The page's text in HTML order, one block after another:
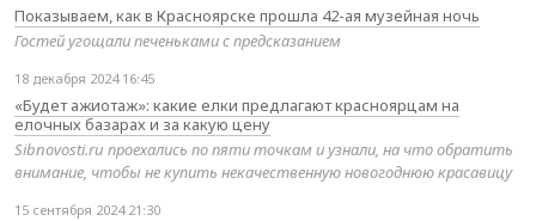
Показываем, как в Красноярске прошла 42-ая музейная ночь
Гостей угощали печеньками с предсказанием
18 декабря 2024 16:45
«Будет ажиотаж»: какие елки предлагают красноярцам на
елочных базарах и за какую цену
Sibnovosti.ru проехались по пяти точкам и узнали, на что обратить
внимание, чтобы не купить некачественную новогоднюю красавицу
15 сентября 2024 21:30